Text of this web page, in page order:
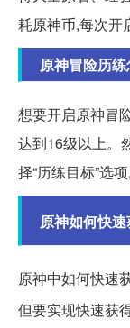
耗原神币,每次开
原神冒险历
想要开启原神冒
达到16级以上。
择“历练目标”选
原神如何快
原神中如何快速
但要实现快速获